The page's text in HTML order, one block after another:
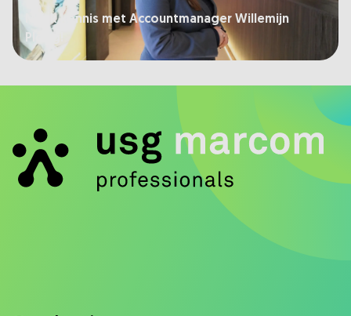
Maak kennis met Accountmanager Willemijn
Ploeg!